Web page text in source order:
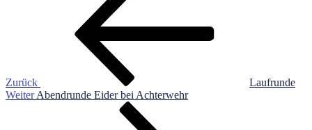
Zurück
Laufrunde
Nächster
Weiter Abendrunde Eider bei Achterwehr